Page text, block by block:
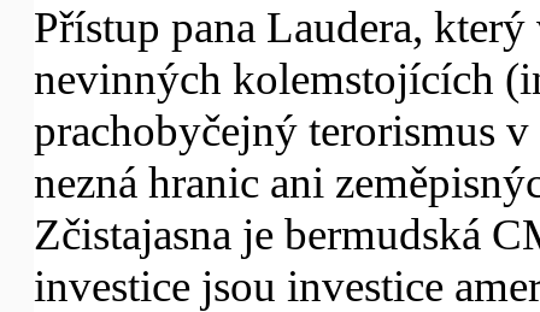
Přístup pana Laudera,
nevinných kolemstojících
prachobyčejný terorismus
nezná hranic ani
Zčistajasna je bermudská
investice jsou investice